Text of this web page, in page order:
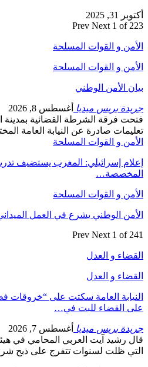
أكتوبر 31, 2025
Prev Next 1 of 223
الأمن و القوات المسلحة
الأمن و القوات المسلحة
بيان الأمن الوطني
جريدة بريس ميديا أغسطس 8, 2026
فتحت فرقة الشرطة القضائية بمدينة
تعليمات صادرة عن النيابة العامة
الأمن و القوات المسلحة
إعلام إسرائيلي: المغرب يستضيف
المخصصة…
الأمن و القوات المسلحة
الأمن الوطني يشرع في العمل
Prev Next 1 of 241
القضاء و العدل
القضاء و العدل
النيابة العامة سكتت على “خروقات
على القضاء للبت في…
جريدة بريس ميديا أغسطس 7, 2026
قال رشيد آيت العربي المحامي في هيئة
التي ظلت لسنوات تتفرج على ذبح